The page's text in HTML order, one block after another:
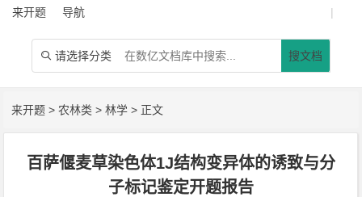
来开题 导航 |
 请选择分类 搜文档
来开题 >农林类 >林学 > 正文
百萨偃麦草染色体1J结构变异体的诱致与分
子标记鉴定开题报告